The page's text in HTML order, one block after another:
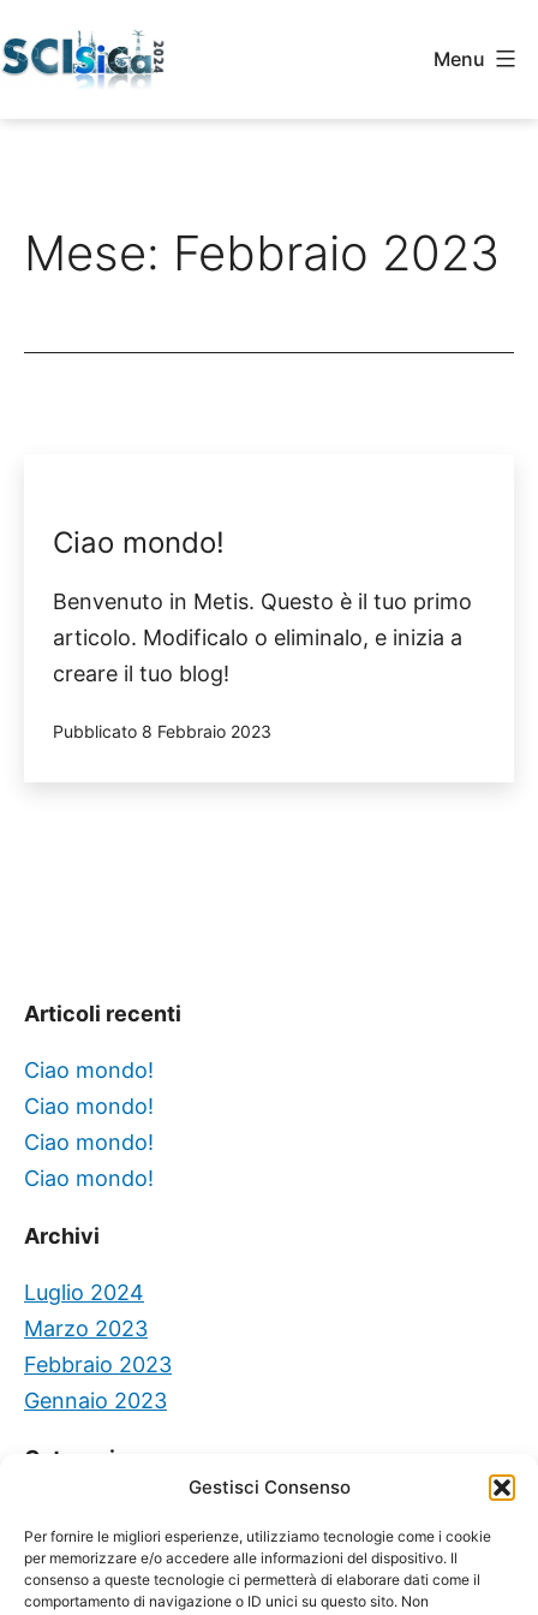
Gestisci Consenso
Per fornire le migliori esperienze, utilizziamo tecnologie come i cookie
per memorizzare e/o accedere alle informazioni del dispositivo. Il
consenso a queste tecnologie ci permetterà di elaborare dati come il
comportamento di navigazione o ID unici su questo sito. Non
al
Menu
Mese: Febbraio 2023
Ciao mondo!
Benvenuto in Metis. Questo è il tuo primo
articolo. Modificalo o eliminalo, e inizia a
creare il tuo blog!
Pubblicato 8 Febbraio 2023
Articoli recenti
Ciao mondo!
Ciao mondo!
Ciao mondo!
Ciao mondo!
Archivi
Luglio 2024
Marzo 2023
Febbraio 2023
Gennaio 2023
Categorie